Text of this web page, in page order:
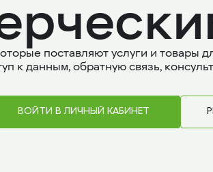
поставляют услуги и товары
к данным, обратную связь,
ВОЙТИ В ЛИЧНЫЙ КАБИНЕТ